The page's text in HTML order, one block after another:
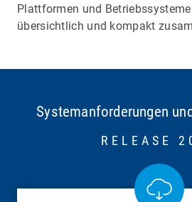
Plattformen und
übersichtlich und kompakt
Systemanforderungen
RELEASE